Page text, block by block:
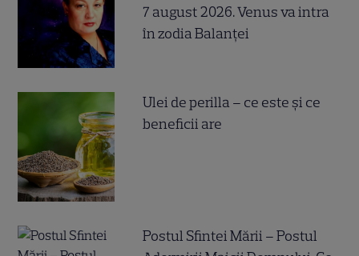
7 august 2026. Venus va intra
în zodia Balanței
Ulei de perilla – ce este și ce
beneficii are
Postul Sfintei Mării – Postul